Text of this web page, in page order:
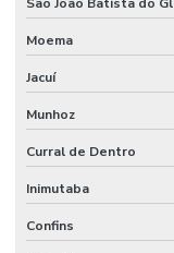
Moema
Jacuí
Munhoz
Curral de Dentro
Inimutaba
Confins